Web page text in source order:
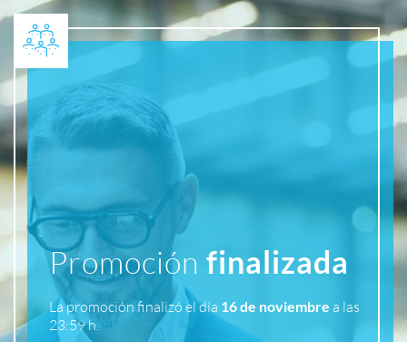
Promoción finalizada
La promoción finalizó el día 16 de noviembre a las
23:59 h.